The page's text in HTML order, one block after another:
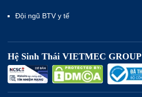
Đội ngũ BTV y tế
Hệ Sinh Thái VIETMEC GROUP